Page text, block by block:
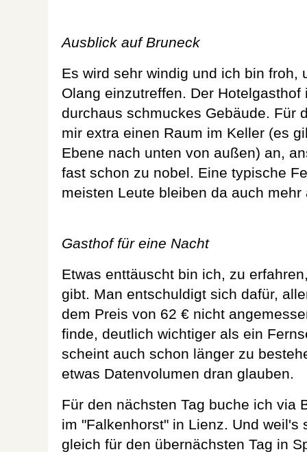
Ausblick auf Bruneck
Es wird sehr windig und ich bin froh,
Olang einzutreffen. Der
durchaus schmuckes Gebäude. Für
mir extra einen Raum im Keller (es
Ebene nach unten von außen) an,
fast schon zu nobel. Eine typische
meisten Leute bleiben da auch mehr
Gasthof für eine Nacht
Etwas enttäuscht bin ich, zu
gibt. Man entschuldigt sich dafür,
dem Preis von 62 € nicht
finde, deutlich wichtiger als ein
scheint auch schon länger zu
etwas Datenvolumen dran glauben.
Für den nächsten Tag buche ich via
im "Falkenhorst" in Lienz. Und weil's
gleich für den übernächsten Tag in